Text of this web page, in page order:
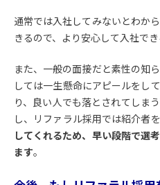
通常では入社してみないとわか
きるので、より安心して入社で
また、一般の面接だと素性の知
しては一生懸命にアピールをし
り、良い人でも落とされてしま
し、リファラル採用では紹介者
してくれるため、早い段階で選
ます。